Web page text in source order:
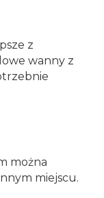
z
wanny z
można
miejscu.